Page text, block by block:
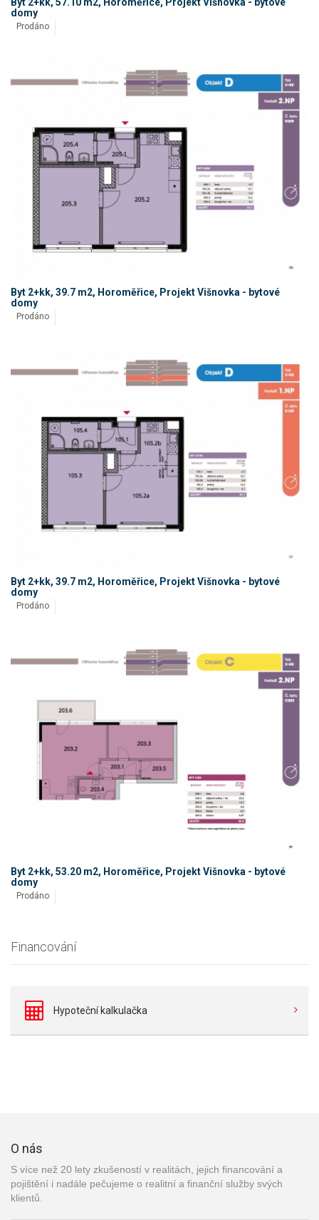
domy
Prodáno
Byt 2+kk, 39.7 m2, Horoměřice, Projekt Višnovka - bytové
domy
Prodáno
Byt 2+kk, 39.7 m2, Horoměřice, Projekt Višnovka - bytové
domy
Prodáno
Byt 2+kk, 53.20 m2, Horoměřice, Projekt Višnovka - bytové
domy
Prodáno
Financování
Hypoteční kalkulačka
O nás
S více než 20 lety zkušeností v realitách, jejich financování a
pojištění i nadále pečujeme o realitní a finanční služby svých
klientů.